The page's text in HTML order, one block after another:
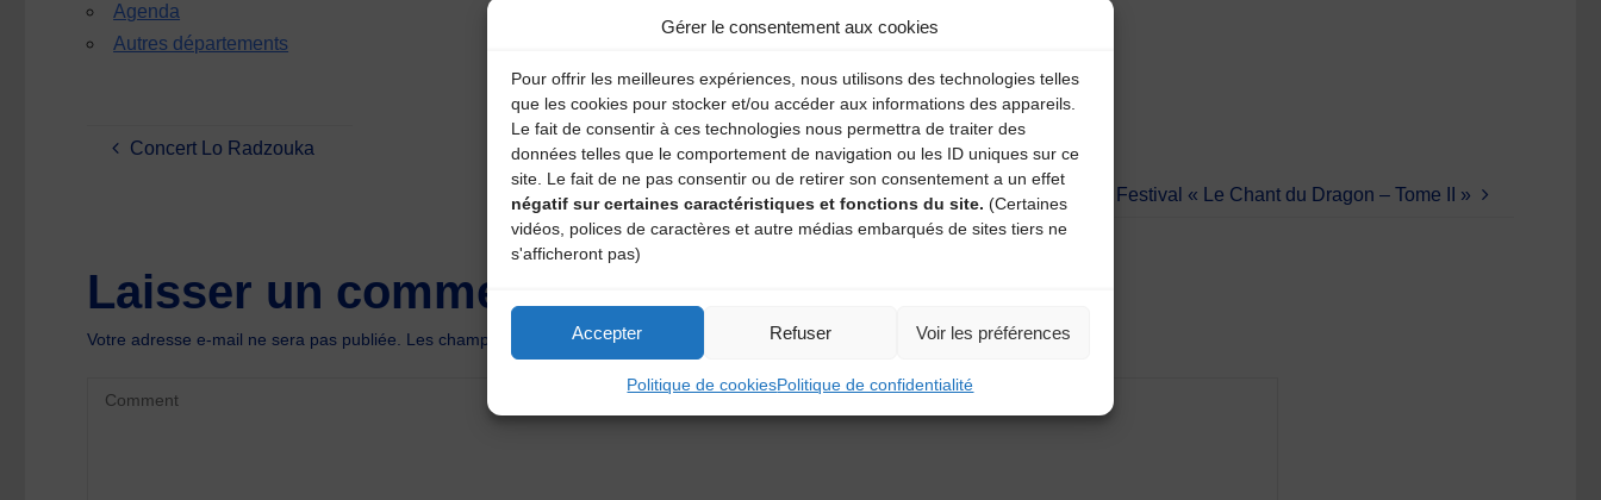
Gérer le consentement aux cookies
Pour offrir les meilleures expériences, nous utilisons des technologies telles
que les cookies pour stocker et/ou accéder aux informations des appareils.
Le fait de consentir à ces technologies nous permettra de traiter des
données telles que le comportement de navigation ou les ID uniques sur ce
site. Le fait de ne pas consentir ou de retirer son consentement a un effet
négatif sur certaines caractéristiques et fonctions du site. (Certaines
vidéos, polices de caractères et autre médias embarqués de sites tiers ne
s'afficheront pas)
Accepter Refuser Voir les préférences
Politique de cookiesPolitique de confidentialité
Agenda
Autres départements
Concert Lo Radzouka
Festival « Le Chant du Dragon – Tome II »
Laisser un commentaire
Votre adresse e-mail ne sera pas publiée. Les champs obligatoires sont indiqués avec